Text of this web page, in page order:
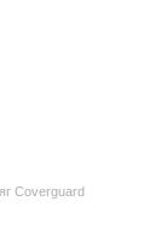
Coverguard